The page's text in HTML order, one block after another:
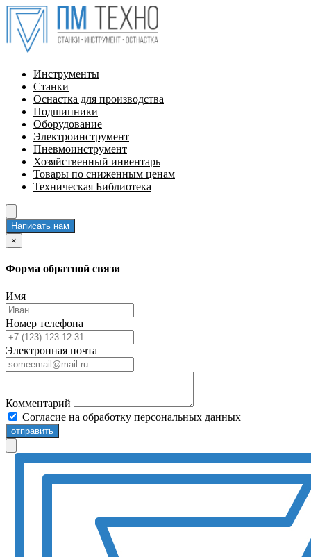
Инструменты
Станки
Оснастка для производства
Подшипники
Оборудование
Электроинструмент
Пневмоинструмент
Хозяйственный инвентарь
Товары по сниженным ценам
Техническая Библиотека
Написать нам
×
Форма обратной связи
Имя
Номер телефона
Электронная почта
Комментарий
Согласие на обработку персональных данных
отправить